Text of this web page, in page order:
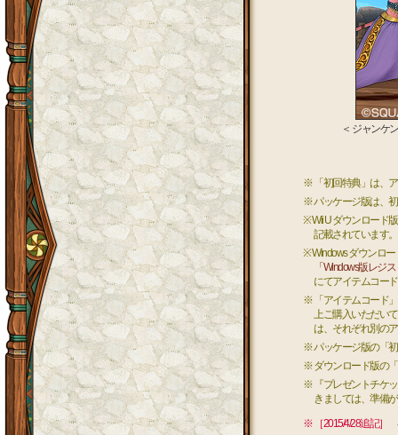
＜ ジャンケ
※ 「初回特典」は、
※ パッケージ版は、
※ Wii U ダウンロード
記載されています
※ Windows ダウンロ
「Windows版レジ
にてアイテムコー
※ 「アイテムコード
上ご購入いただい
は、それぞれ別の
※ パッケージ版の「
※ ダウンロード版の
※ 『プレゼントチケ
きましては、準備
※ ［2015/4/28追記］